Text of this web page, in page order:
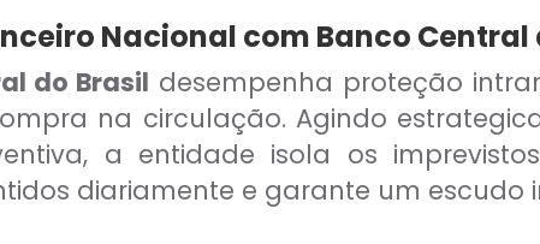
Nacional com Banco Central
do Brasil desempenha proteção
na circulação. Agindo
a entidade isola os
diariamente e garante um escudo